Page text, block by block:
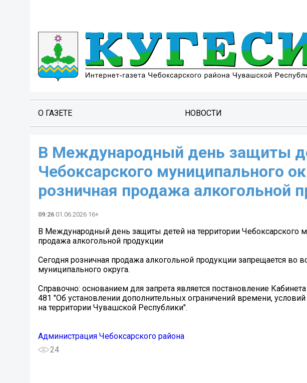
О ГАЗЕТЕ НОВОСТИ
️В Международный день защиты
Чебоксарского муниципального
розничная продажа алкогольной
09:26 01.06.2026 16+
️В Международный день защиты детей на территории Чебоксарского
продажа алкогольной продукции
Сегодня розничная продажа алкогольной продукции запрещается во
муниципального округа.
Справочно: основанием для запрета является постановление
481 "Об установлении дополнительных ограничений времени,
на территории Чувашской Республики".
Администрация Чебоксарского района
24